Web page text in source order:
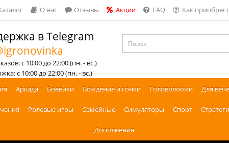
О нас Отзывы Акции FAQ Как
в Telegram
с 10:00 до 22:00 (пн. - вс.)
с 10:00 до 22:00 (пн. - вс.)
Аркада Боевики Вождение и гонки Головоломки Для
Ролевые игры Семейные Симуляторы Спорт
Дополнения